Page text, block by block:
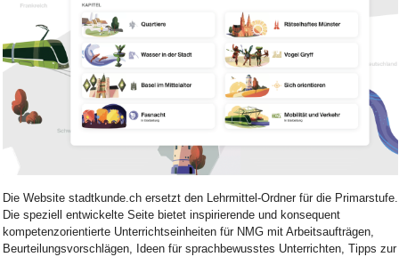
Die Website stadtkunde.ch ersetzt den Lehrmittel-Ordner für die Primarstufe.
Die speziell entwickelte Seite bietet inspirierende und konsequent
kompetenzorientierte Unterrichtseinheiten für NMG mit Arbeitsaufträgen,
Beurteilungsvorschlägen, Ideen für sprachbewusstes Unterrichten, Tipps zur